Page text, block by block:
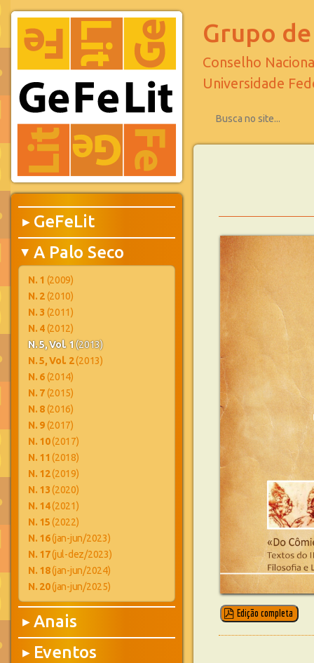
▶ GeFeLit
▶ A Palo Seco
N. 1 (2009)
N. 2(2010)
N. 3 (2011)
N. 4(2012)
N. 5, Vol. 1(2013)
N. 5, Vol. 2(2013)
N. 6(2014)
N. 7(2015)
N. 8(2016)
N. 9(2017)
N. 10(2017)
N. 11 (2018)
N. 12(2019)
N. 13(2020)
N. 14(2021)
N. 15(2022)
N. 16(jan-jun/2023)
N. 17(jul-dez/2023)
N. 18(jan-jun/2024)
N. 20(jan-jun/2025)
▶ Anais
▶ Eventos
Grupo
Conselho
Universidade
Edição completa